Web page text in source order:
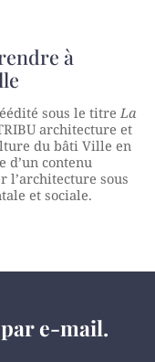
à
sous le titre La
architecture et
du bâti Ville en
d’un contenu
l’architecture sous
et sociale.
e-mail.